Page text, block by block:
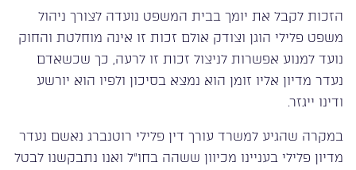
הזכות לקבל את יומך בבית המשפט נועדה לצורך ניהול
משפט פלילי הוגן וצודק אולם זכות זו אינה מוחלטת והחוק
נועד למנוע אפשרות לניצול זכות זו לרעה, כך שכשאדם
נעדר מדיון אליו זומן הוא נמצא בסיכון ולפיו הוא יורשע
ודינו ייגזר.
במקרה שהגיע למשרד עורך דין פלילי רוטנברג נאשם נעדר
מדיון פלילי בעניינו מכיוון ששהה בחו”ל ואנו נתבקשנו לבטל